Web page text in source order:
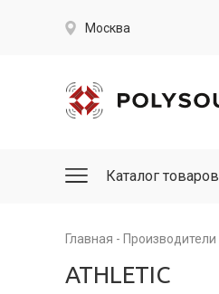
Москва
Каталог товаров
Главная Производители
ATHLETIC